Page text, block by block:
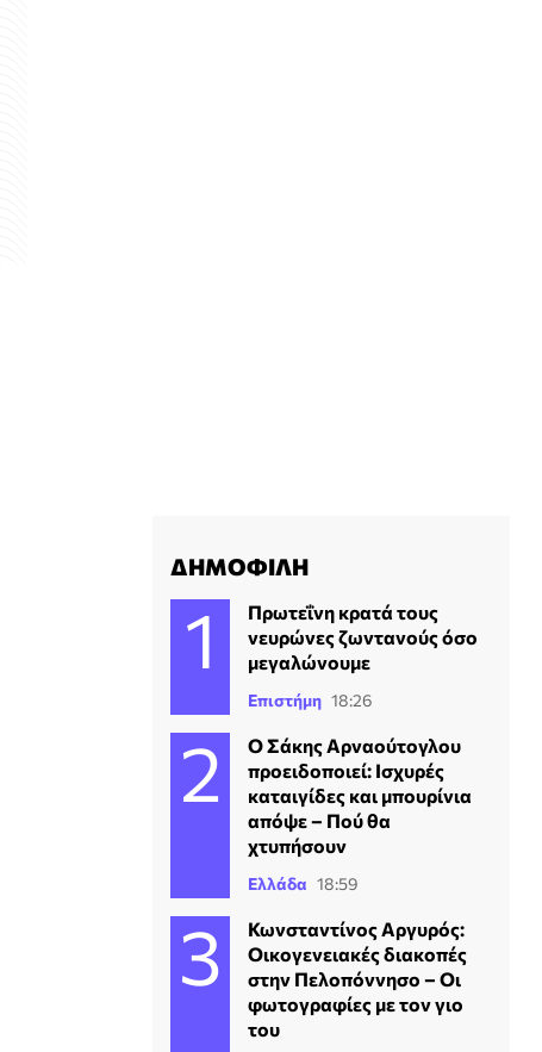
ΔΗΜΟΦΙΛΗ
Πρωτεΐνη κρατά τους
νευρώνες ζωντανούς όσο
μεγαλώνουμε
Επιστήμη 18:26
Ο Σάκης Αρναούτογλου
προειδοποιεί: Ισχυρές
καταιγίδες και μπουρίνια
απόψε – Πού θα
χτυπήσουν
Ελλάδα 18:59
Κωνσταντίνος Αργυρός:
Οικογενειακές διακοπές
στην Πελοπόννησο – Οι
φωτογραφίες με τον γιο
του